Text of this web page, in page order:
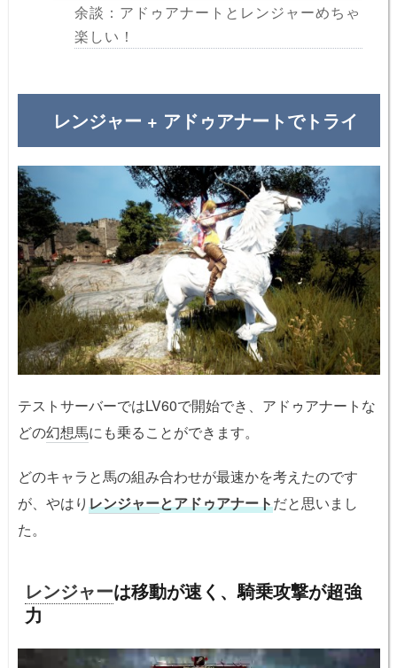
余談：アドゥアナートとレンジャーめちゃ
楽しい！
レンジャー + アドゥアナートでトライ
テストサーバーではLV60で開始でき、アドゥアナートな
どの幻想馬にも乗ることができます。
どのキャラと馬の組み合わせが最速かを考えたのです
が、やはりレンジャーとアドゥアナートだと思いまし
た。
レンジャーは移動が速く、騎乗攻撃が超強
力